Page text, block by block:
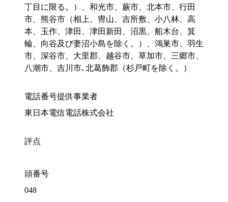
丁目に限る。）、和光市、蕨市、北本市、行田
市、熊谷市（相上、冑山、吉所敷、小八林、高
本、玉作、津田、津田新田、沼黒、船木台、箕
輪、向谷及び妻沼小島を除く。）、鴻巣市、羽生
市、深谷市、大里郡、越谷市、草加市、三郷市、
八潮市、吉川市､北葛飾郡（杉戸町を除く。）
電話番号提供事業者
東日本電信電話株式会社
評点
頭番号
048